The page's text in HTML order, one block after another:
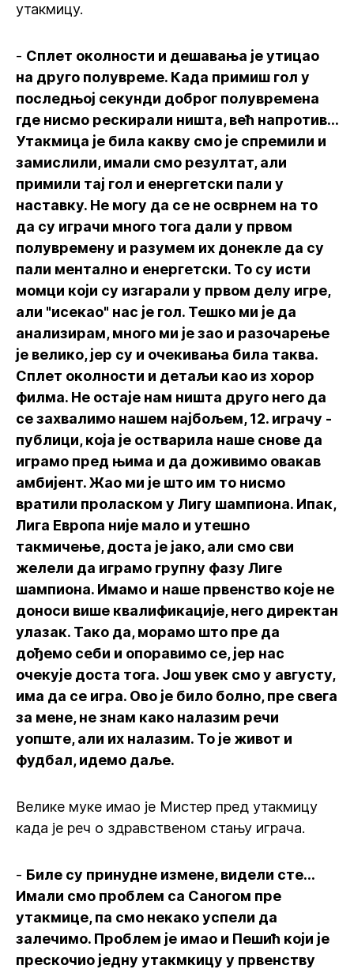
утакмицу.
- Сплет околности и дешавања је утицао
на друго полувреме. Када примиш гол у
последњој секунди доброг полувремена
где нисмо рескирали ништа, већ напротив...
Утакмица је била какву смо је спремили и
замислили, имали смо резултат, али
примили тај гол и енергетски пали у
наставку. Не могу да се не осврнем на то
да су играчи много тога дали у првом
полувремену и разумем их донекле да су
пали ментално и енергетски. То су исти
момци који су изгарали у првом делу игре,
али "исекао" нас је гол. Тешко ми је да
анализирам, много ми је зао и разочарење
је велико, јер су и очекивања била таква.
Сплет околности и детаљи као из хорор
филма. Не остаје нам ништа друго него да
се захвалимо нашем најбољем, 12. играчу -
публици, која је остварила наше снове да
играмо пред њима и да доживимо овакав
амбијент. Жао ми је што им то нисмо
вратили проласком у Лигу шампиона. Ипак,
Лига Европа није мало и утешно
такмичење, доста је јако, али смо сви
желели да играмо групну фазу Лиге
шампиона. Имамо и наше првенство које не
доноси више квалификације, него директан
улазак. Тако да, морамо што пре да
дођемо себи и опоравимо се, јер нас
очекује доста тога. Још увек смо у августу,
има да се игра. Ово је било болно, пре свега
за мене, не знам како налазим речи
уопште, али их налазим. То је живот и
фудбал, идемо даље.
Велике муке имао је Мистер пред утакмицу
када је реч о здравственом стању играча.
- Биле су принудне измене, видели сте...
Имали смо проблем са Саногом пре
утакмице, па смо некако успели да
залечимо. Проблем је имао и Пешић који је
прескочио једну утакмкицу у првенству